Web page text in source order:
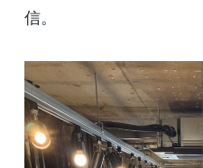
信。